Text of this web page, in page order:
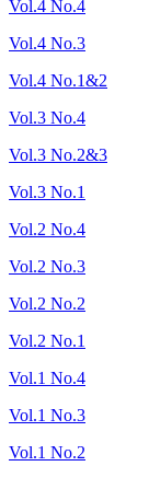
Vol.4 No.4
Vol.4 No.3
Vol.4 No.1&2
Vol.3 No.4
Vol.3 No.2&3
Vol.3 No.1
Vol.2 No.4
Vol.2 No.3
Vol.2 No.2
Vol.2 No.1
Vol.1 No.4
Vol.1 No.3
Vol.1 No.2